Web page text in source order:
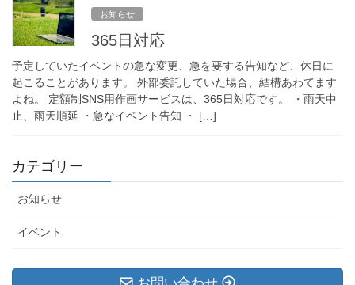
お知らせ
365日対応
予定していたイベントの急な変更、急を要する告知など、休日に
起こることがあります。 外部委託していた場合、結構あわてます
よね。 定額制SNS用作画サービスは、365日対応です。 ・雨天中
止、雨天順延 ・急なイベント告知 ・ […]
カテゴリー
お知らせ
イベント